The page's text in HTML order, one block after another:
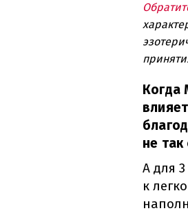
Когда
не так
А для
к